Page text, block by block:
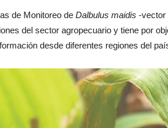
de Monitoreo de Dalbulus maidis -vector
del sector agropecuario y tiene por
desde diferentes regiones del